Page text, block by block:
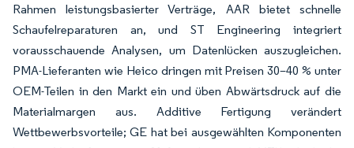
Rahmen leistungsbasierter Verträge, AAR bietet schnelle
Schaufelreparaturen an, und ST Engineering integriert
vorausschauende Analysen, um Datenlücken auszugleichen.
PMA-Lieferanten wie Heico dringen mit Preisen 30–40 % unter
OEM-Teilen in den Markt ein und üben Abwärtsdruck auf die
Materialmargen aus. Additive Fertigung verändert
Wettbewerbsvorteile; GE hat bei ausgewählten Komponenten